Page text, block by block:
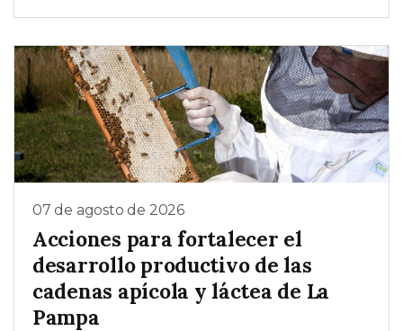
07 de agosto de 2026
Acciones para fortalecer el
desarrollo productivo de las
cadenas apícola y láctea de La
Pampa